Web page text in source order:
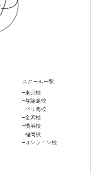
スクール一覧
東京校
与論島校
バリ島校
金沢校
横浜校
福岡校
オンライン校